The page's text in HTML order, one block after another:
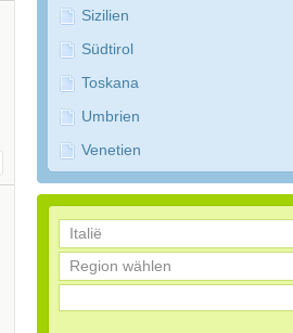
Sizilien
Südtirol
Toskana
Umbrien
Venetien